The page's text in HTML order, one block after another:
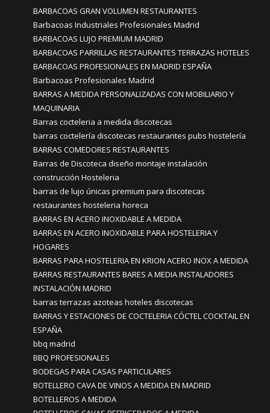
BARBACOAS GRAN VOLUMEN RESTAURANTES
Barbacoas Industriales Profesionales Madrid
BARBACOAS LUJO PREMIUM MADRID
BARBACOAS PARRILLAS RESTAURANTES TERRAZAS HOTELES
BARBACOAS PROFESIONALES EN MADRID ESPAÑA
Barbacoas Profesionales Madrid
BARRAS A MEDIDA PERSONALIZADAS CON MOBILIARIO Y
MAQUINARIA
Barras cocteleria a medida discotecas
barras coctelería discotecas restaurantes pubs hostelería
BARRAS COMEDORES RESTAURANTES
Barras de Discoteca diseño montaje instalación
construcción Hosteleria
barras de lujo únicas premium para discotecas
restaurantes hosteleria horeca
BARRAS EN ACERO INOXIDABLE A MEDIDA
BARRAS EN ACERO INOXIDABLE PARA HOSTELERIA Y
HOGARES
BARRAS PARA HOSTELERIA EN KRION ACERO INOX A MEDIDA
BARRAS RESTAURANTES BARES A MEDIA INSTALADORES
INSTALACIÓN MADRID
barras terrazas azoteas hoteles discotecas
BARRAS Y ESTACIONES DE COCTELERIA CÓCTEL COCKTAIL EN
ESPAÑA
bbq madrid
BBQ PROFESIONALES
BODEGAS PARA CASAS PARTICULARES
BOTELLERO CAVA DE VINOS A MEDIDA EN MADRID
BOTELLEROS A MEDIDA